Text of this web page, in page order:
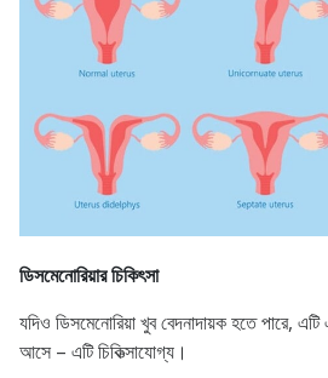
ডিসমেনোরিয়ার চিকিৎসা
যদিও ডিসমেনোরিয়া খুব বেদনাদায়ক হতে পারে,
আসে – এটি চিকিত্সাযোগ্য।